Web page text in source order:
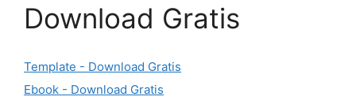
Download Gratis
Template - Download Gratis
Ebook - Download Gratis